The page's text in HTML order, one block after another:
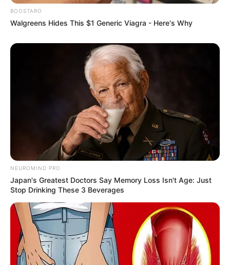
BOOSTARO
Walgreens Hides This $1 Generic Viagra - Here's Why
NEUROMIND PRO
Japan's Greatest Doctors Say Memory Loss Isn't Age: Just
Stop Drinking These 3 Beverages